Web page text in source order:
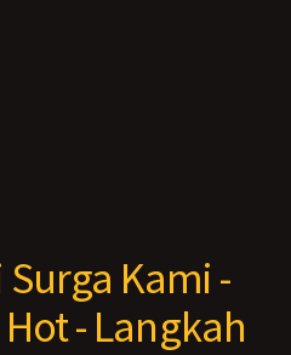
Kami -
- Langkah